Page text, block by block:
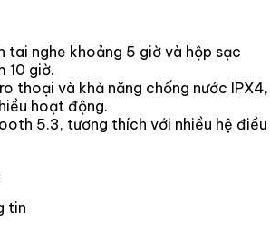
tai nghe khoảng 5 giờ và hộp sạc
10 giờ.
thoại và khả năng chống nước IPX4,
hoạt động.
5.3, tương thích với nhiều hệ điều
tin